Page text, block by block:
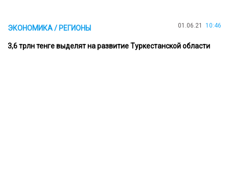
ЭКОНОМИКА / РЕГИОНЫ 01.06.21 10:46
3,6 трлн тенге выделят на развитие Туркестанской области